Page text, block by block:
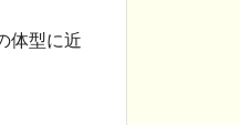
体型に近